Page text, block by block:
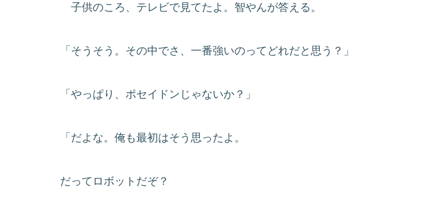
子供のころ、テレビで見てたよ。智やんが答える。
「そうそう。その中でさ、一番強いのってどれだと思う？」
「やっぱり、ポセイドンじゃないか？」
「だよな。俺も最初はそう思ったよ。
だってロボットだぞ？